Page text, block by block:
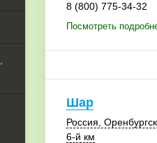
8 (800) 775-34-32
Посмотреть
Шар
Россия ,
6-й км